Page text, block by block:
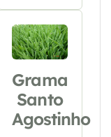
Grama
Santo
Agostinho